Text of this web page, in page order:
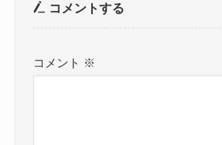
コメントする
コメント ※